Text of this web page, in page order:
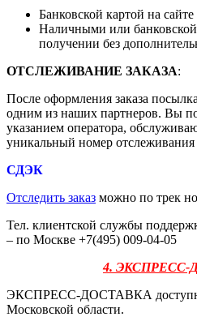
Банковской картой на
Наличными или
получении без
ОТСЛЕЖИВАНИЕ ЗАКАЗА:
После оформления заказа
одним из наших партнеров. Вы
указанием оператора,
уникальный номер отслеживания
СДЭК
Отследить заказ можно по трек
Тел. клиентской службы
– по Москве +7(495) 009-04-05
4. ЭКСПРЕСС-
ЭКСПРЕСС-ДОСТАВКА
Московской области.